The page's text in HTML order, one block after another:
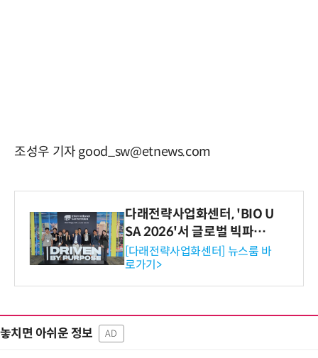
조성우 기자 good_sw@etnews.com
다래전략사업화센터, 'BIO U
SA 2026'서 글로벌 빅파마
와의 비즈니스 미팅 지원…K
-바이오 해외 진출 교두보 확
보
[다래전략사업화센터] 뉴스룸 바
로가기>
놓치면 아쉬운 정보 AD